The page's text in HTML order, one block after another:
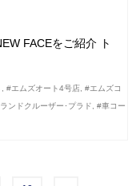
FACEをご紹介 ト
#エムズオート4号店 #エムズコ
ンドクルーザー･プラド
#車コー